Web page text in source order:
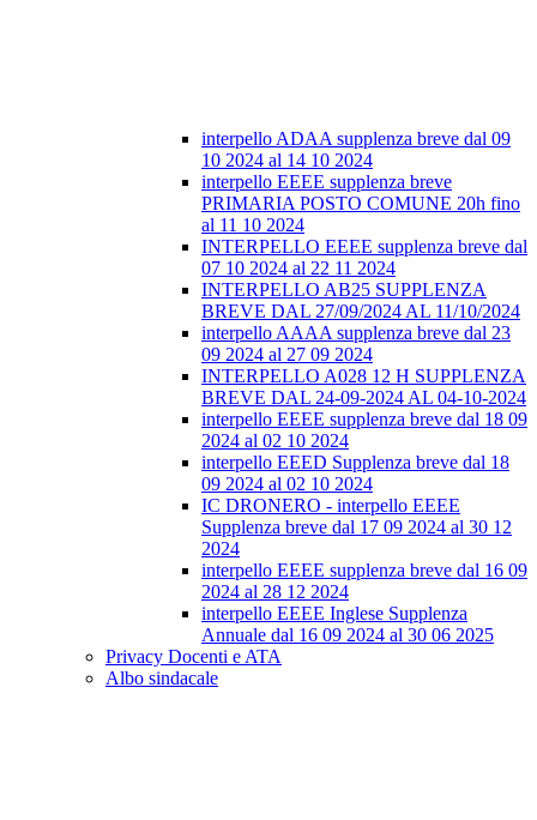
interpello ADAA supplenza breve dal 09
10 2024 al 14 10 2024
interpello EEEE supplenza breve
PRIMARIA POSTO COMUNE 20h fino
al 11 10 2024
INTERPELLO EEEE supplenza breve dal
07 10 2024 al 22 11 2024
INTERPELLO AB25 SUPPLENZA
BREVE DAL 27/09/2024 AL 11/10/2024
interpello AAAA supplenza breve dal 23
09 2024 al 27 09 2024
INTERPELLO A028 12 H SUPPLENZA
BREVE DAL 24-09-2024 AL 04-10-2024
interpello EEEE supplenza breve dal 18 09
2024 al 02 10 2024
interpello EEED Supplenza breve dal 18
09 2024 al 02 10 2024
IC DRONERO - interpello EEEE
Supplenza breve dal 17 09 2024 al 30 12
2024
interpello EEEE supplenza breve dal 16 09
2024 al 28 12 2024
interpello EEEE Inglese Supplenza
Annuale dal 16 09 2024 al 30 06 2025
Privacy Docenti e ATA
Albo sindacale